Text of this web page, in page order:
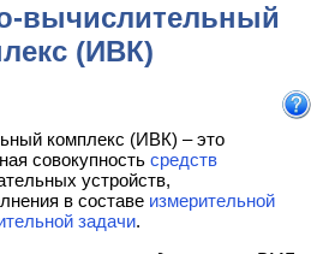
вычислительный
(ИВК)
комплекс (ИВК) – это
совокупность средств
устройств,
в составе измерительной
задачи.